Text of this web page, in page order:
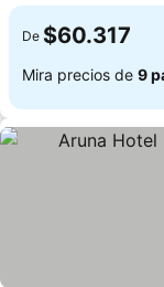
De $60.317
Mira precios de 9